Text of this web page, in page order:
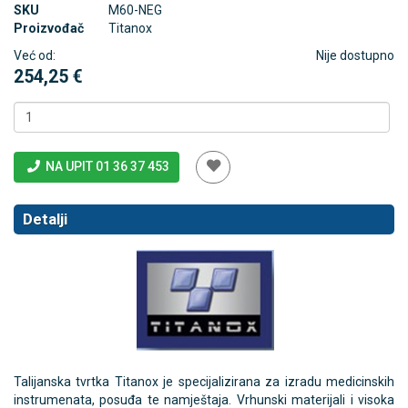
SKU
M60-NEG
Proizvođač
Titanox
Već od:
254,25 €
Nije dostupno
NA UPIT 01 36 37 453
Detalji
Talijanska tvrtka Titanox je specijalizirana za izradu medicinskih
instrumenata, posuđa te namještaja. Vrhunski materijali i visoka